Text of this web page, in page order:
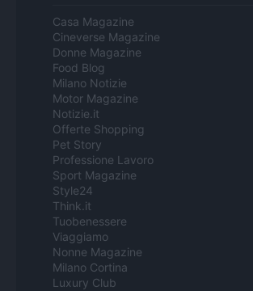
Casa Magazine
Cineverse Magazine
Donne Magazine
Food Blog
Milano Notizie
Motor Magazine
Notizie.it
Offerte Shopping
Pet Story
Professione Lavoro
Sport Magazine
Style24
Think.it
Tuobenessere
Viaggiamo
Nonne Magazine
Milano Cortina
Luxury Club